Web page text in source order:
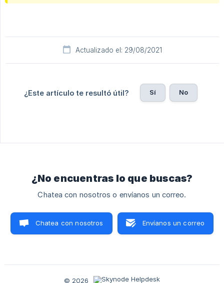
Actualizado el: 29/08/2021
¿Este artículo te resultó útil? Sí No
¿No encuentras lo que buscas?
Chatea con nosotros o envíanos un correo.
Chatea con nosotros Envíanos un correo
© 2026